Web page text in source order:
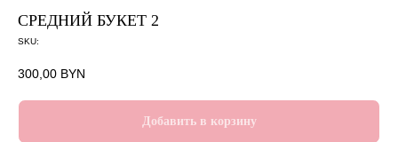
СРЕДНИЙ БУКЕТ 2
SKU:
300,00 BYN
Добавить в корзину